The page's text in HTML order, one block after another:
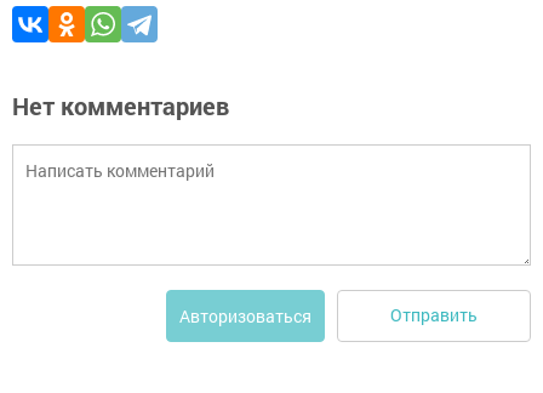
Нет комментариев
Авторизоваться Отправить